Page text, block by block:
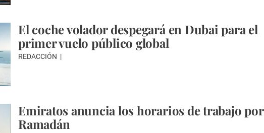
El coche volador despegará en Dubai para el
primer vuelo público global
REDACCIÓN
Emiratos anuncia los horarios de trabajo por
Ramadán